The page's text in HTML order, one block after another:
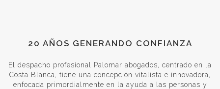
20 AÑOS GENERANDO CONFIANZA
El despacho profesional Palomar abogados, centrado en la
Costa Blanca, tiene una concepción vitalista e innovadora,
enfocada primordialmente en la ayuda a las personas y